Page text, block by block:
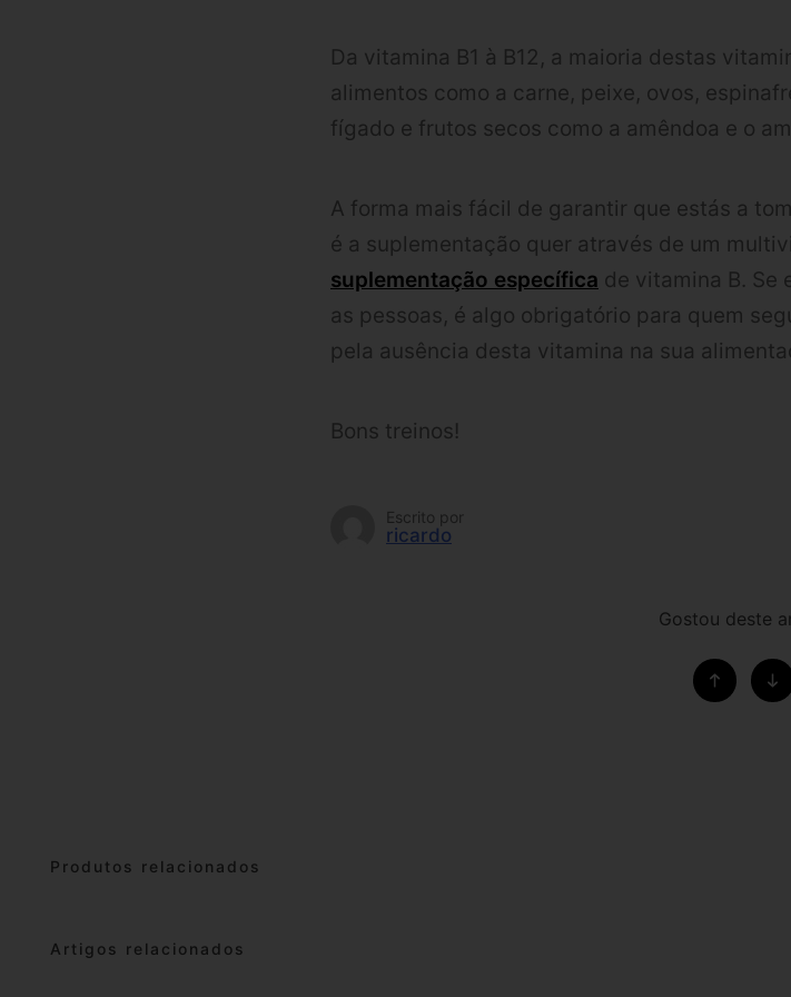
Da vitamina B1 à B12, a maioria destas
alimentos como a carne, peixe, ovos,
fígado e frutos secos como a amêndoa e o
A forma mais fácil de garantir que estás a
é a suplementação quer através de um
suplementação específica de vitamina B. Se
as pessoas, é algo obrigatório para quem
pela ausência desta vitamina na sua
Bons treinos!
Escrito por
ricardo
Gostou deste
Produtos relacionados
Artigos relacionados